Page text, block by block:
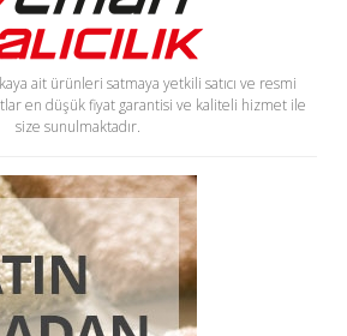
ait ürünleri satmaya yetkili satıcı ve resmi
en düşük fiyat garantisi ve kaliteli hizmet ile
size sunulmaktadır.